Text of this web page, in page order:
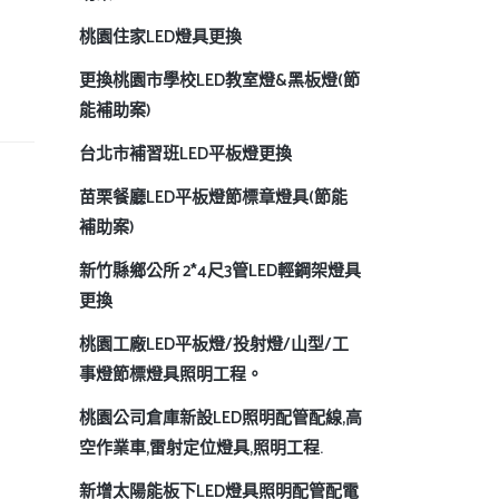
桃園住家LED燈具更換
更換桃園市學校LED教室燈&黑板燈(節
能補助案)
台北市補習班LED平板燈更換
苗栗餐廳LED平板燈節標章燈具(節能
補助案)
新竹縣鄉公所 2*4尺3管LED輕鋼架燈具
更換
桃園工廠LED平板燈/投射燈/山型/工
事燈節標燈具照明工程。
桃園公司倉庫新設LED照明配管配線,高
空作業車,雷射定位燈具,照明工程.
新增太陽能板下LED燈具照明配管配電